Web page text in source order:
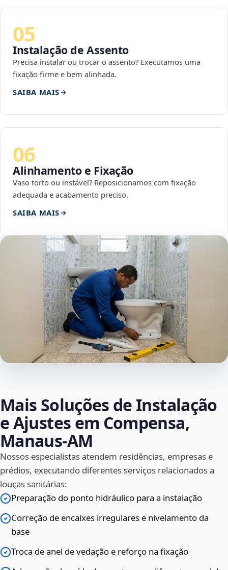
05
Instalação de Assento
Precisa instalar ou trocar o assento? Executamos uma
fixação firme e bem alinhada.
SAIBA MAIS
06
Alinhamento e Fixação
Vaso torto ou instável? Reposicionamos com fixação
adequada e acabamento preciso.
SAIBA MAIS
Mais Soluções de Instalação
e Ajustes em Compensa,
Manaus‑AM
Nossos especialistas atendem residências, empresas e
prédios, executando diferentes serviços relacionados a
louças sanitárias:
Preparação do ponto hidráulico para a instalação
Correção de encaixes irregulares e nivelamento da
base
Troca de anel de vedação e reforço na fixação